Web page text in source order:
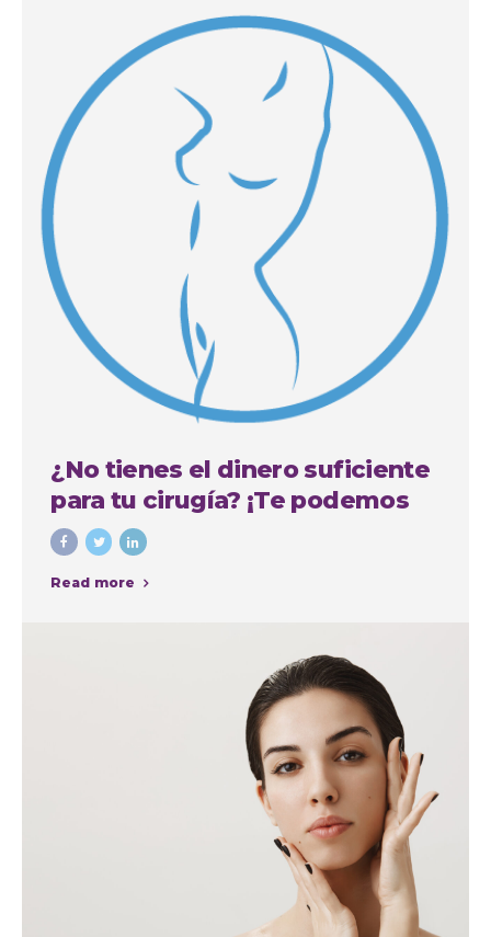
¿No tienes el dinero suficiente
para tu cirugía? ¡Te podemos
financiar!
Read more